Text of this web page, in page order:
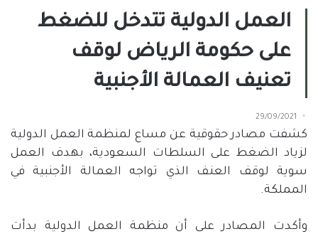
العمل الدولية تتدخل للضغط
على حكومة الرياض لوقف
تعنيف العمالة الأجنبية
29/09/2021
كشفت مصادر حقوقية عن مساع لمنظمة العمل الدولية
لزياد الضغط على السلطات السعودية، بهدف العمل
سوية لوقف العنف الذي تواجه العمالة الأجنبية في
المملكة.
وأكدت المصادر على أن منظمة العمل الدولية بدأت